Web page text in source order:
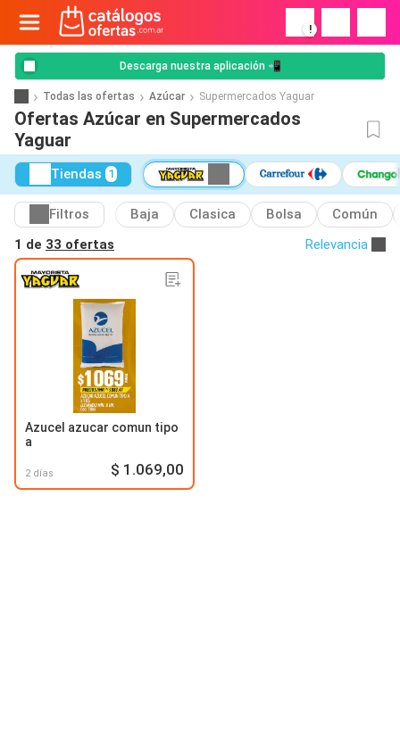
!
Descarga nuestra aplicación 📲
Todas las ofertas Azúcar Supermercados Yaguar
Ofertas Azúcar en Supermercados
Yaguar
Tiendas 1
Filtros Baja Clasica Bolsa
Común
1 de 33 ofertas Relevancia
Azucel azucar comun tipo
a
2 días $ 1.069,00